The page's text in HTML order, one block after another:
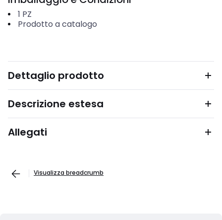
1 PZ
Prodotto a catalogo
Dettaglio prodotto
Descrizione estesa
Allegati
Visualizza breadcrumb